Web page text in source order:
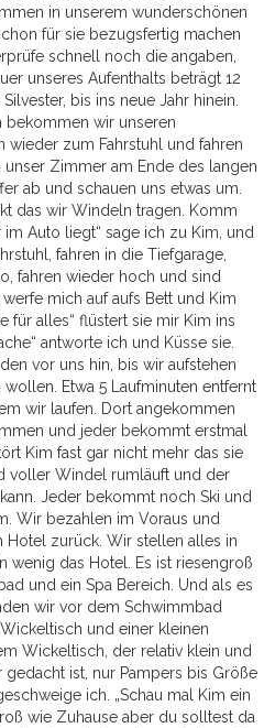
in unserem wunderschönen
für sie bezugsfertig machen
schnell noch die angaben,
unseres Aufenthalts beträgt 12
bis ins neue Jahr hinein.
bekommen wir unseren
zum Fahrstuhl und fahren
Zimmer am Ende des langen
ab und schauen uns etwas um.
das wir Windeln tragen. Komm
Auto liegt“ sage ich zu Kim, und
fahren in die Tiefgarage,
fahren wieder hoch und sind
mich auf aufs Bett und Kim
für alles“ flüstert sie mir Kim ins
antworte ich und Küsse sie.
vor uns hin, bis wir aufstehen
Etwa 5 Laufminuten entfernt
wir laufen. Dort angekommen
und jeder bekommt erstmal
Kim fast gar nicht mehr das sie
voller Windel rumläuft und der
Jeder bekommt noch Ski und
Wir bezahlen im Voraus und
zurück. Wir stellen alles in
wenig das Hotel. Es ist riesengroß
und ein Spa Bereich. Und als es
wir vor dem Schwimmbad
und einer kleinen
Wickeltisch, der relativ klein und
ist, nur Pampers bis Größe
ich. „Schau mal Kim ein
wie Zuhause aber du solltest da